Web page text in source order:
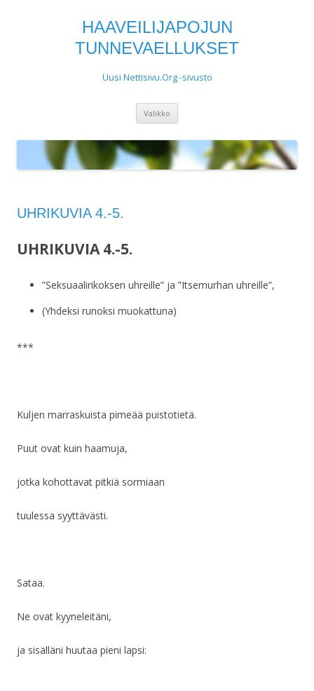
HAAVEILIJAPOJUN
TUNNEVAELLUKSET
Uusi Nettisivu.Org -sivusto
Valikko
UHRIKUVIA 4.-5.
UHRIKUVIA 4.-5.
”Seksuaalirikoksen uhreille” ja ”Itsemurhan uhreille”,
(Yhdeksi runoksi muokattuna)
***
Kuljen marraskuista pimeää puistotietä.
Puut ovat kuin haamuja,
jotka kohottavat pitkiä sormiaan
tuulessa syyttävästi.
Sataa.
Ne ovat kyyneleitäni,
ja sisälläni huutaa pieni lapsi: